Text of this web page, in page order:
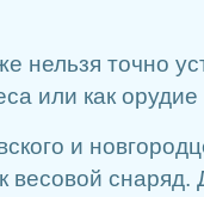
нельзя точно
или как
и
весовой